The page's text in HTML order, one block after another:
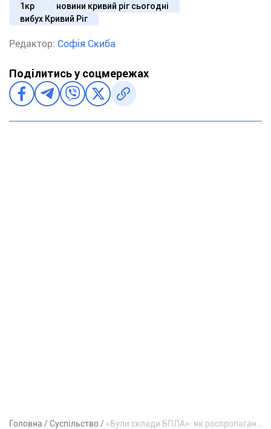
1кр
новини кривий ріг сьогодні
вибух Кривий Ріг
Редактор: Софія Скиба
Поділитись у соцмережах
Головна Суспільство